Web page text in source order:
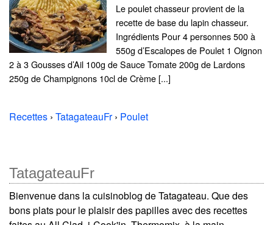
Le poulet chasseur provient de la
recette de base du lapin chasseur.
Ingrédients Pour 4 personnes 500 à
550g d’Escalopes de Poulet 1 Oignon
2 à 3 Gousses d’Ail 100g de Sauce Tomate 200g de Lardons
250g de Champignons 10cl de Crème [...]
Recettes › TatagateauFr› Poulet
TatagateauFr
Bienvenue dans la cuisinoblog de Tatagateau. Que des
bons plats pour le plaisir des papilles avec des recettes